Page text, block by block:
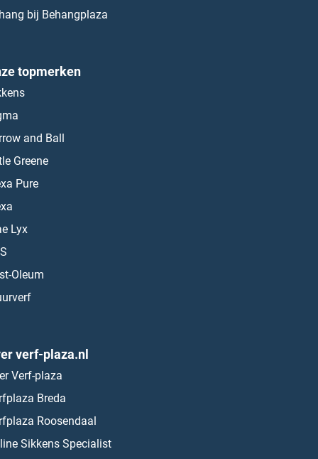
bij Behangplaza
topmerken
and Ball
Greene
Pure
Lyx
Oleum
verf-plaza.nl
Verf-plaza
Breda
Roosendaal
Sikkens Specialist